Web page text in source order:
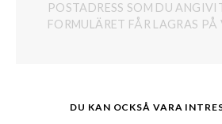
POSTADRESS SOM DU
FORMULÄRET FÅR LAGRAS PÅ
DU KAN OCKSÅ VARA